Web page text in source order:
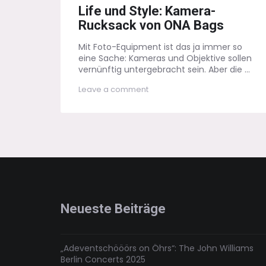
Life und Style: Kamera-
Rucksack von ONA Bags
Mit Foto-Equipment ist das ja immer so
eine Sache: Kameras und Objektive sollen
vernünftig untergebracht sein. Aber die ...
Leave a commenton
Neueste Beiträge
„Adeventschööörs on Öhrs“: The John Williams
Berlin Concerts 2025